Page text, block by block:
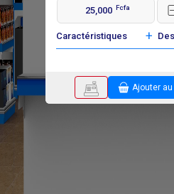
25,000 Fcfa
Caractéristiques +
Ajouter